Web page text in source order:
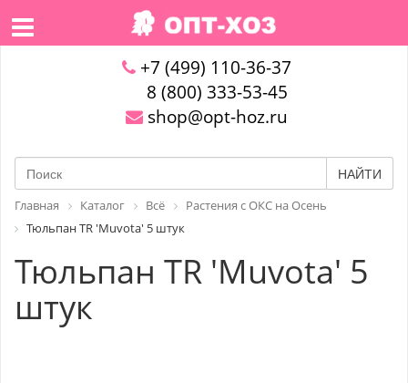
+7 (499) 110-36-37
8 (800) 333-53-45
shop@opt-hoz.ru
НАЙТИ
Главная Каталог Всё
Растения с ОКС на Осень
Тюльпан TR 'Muvota' 5 штук
Тюльпан TR 'Muvota' 5
штук